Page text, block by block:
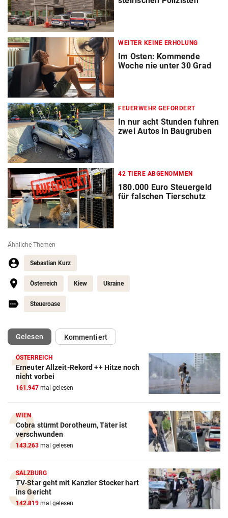
WEITER KEINE ERHOLUNG
Im Osten: Kommende
Woche nie unter 30 Grad
FEUERWEHR GEFORDERT
In nur acht Stunden fuhren
zwei Autos in Baugruben
42 TIERE ABGENOMMEN
180.000 Euro Steuergeld
für falschen Tierschutz
Ähnliche Themen
Sebastian Kurz
Österreich Kiew Ukraine
Steueroase
Gelesen(ausgewählt)Kommentiert
ÖSTERREICH
Erneuter Allzeit-Rekord ++ Hitze noch
nicht vorbei
161.947 mal gelesen
WIEN
Cobra stürmt Dorotheum, Täter ist
verschwunden
143.263 mal gelesen
SALZBURG
TV-Star geht mit Kanzler Stocker hart
ins Gericht
142.819 mal gelesen